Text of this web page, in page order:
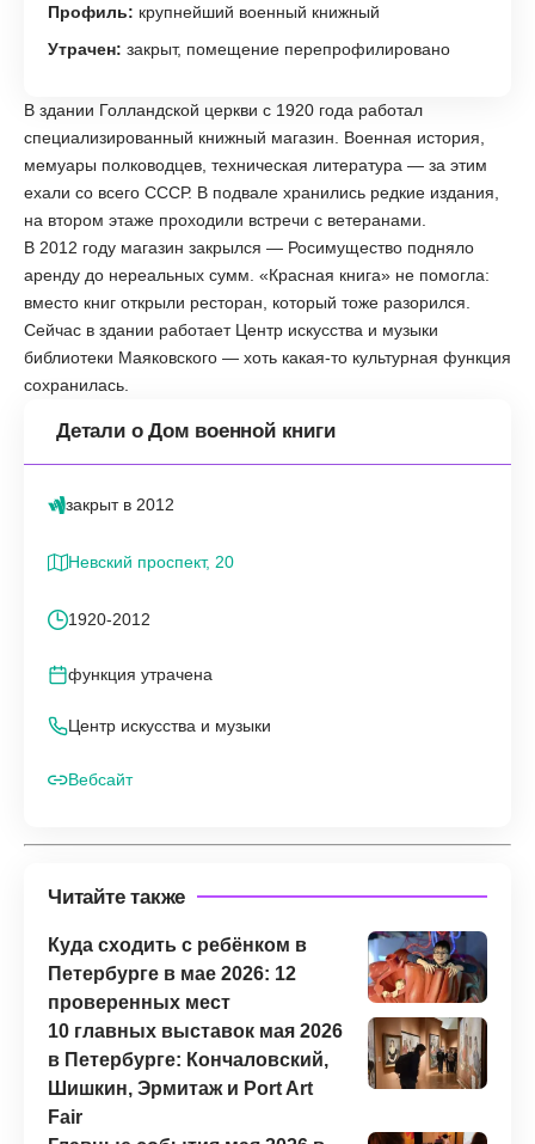
Профиль: крупнейший военный книжный
Утрачен: закрыт, помещение перепрофилировано
В здании Голландской церкви с 1920 года работал
специализированный книжный магазин. Военная история,
мемуары полководцев, техническая литература — за этим
ехали со всего СССР. В подвале хранились редкие издания,
на втором этаже проходили встречи с ветеранами.
В 2012 году магазин закрылся — Росимущество подняло
аренду до нереальных сумм. «Красная книга» не помогла:
вместо книг открыли ресторан, который тоже разорился.
Сейчас в здании работает Центр искусства и музыки
библиотеки Маяковского — хоть какая-то культурная функция
сохранилась.
Детали о Дом военной книги
закрыт в 2012
Невский проспект, 20
1920-2012
функция утрачена
Центр искусства и музыки
Вебсайт
Читайте также
Куда сходить с ребёнком в
Петербурге в мае 2026: 12
проверенных мест
10 главных выставок мая 2026
в Петербурге: Кончаловский,
Шишкин, Эрмитаж и Port Art
Fair